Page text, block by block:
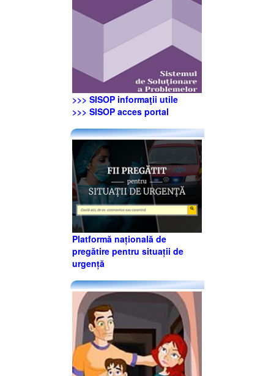
>>> SISOP informaţii utile
>>> SISOP acces portal
Platformă națională de
pregătire pentru situații de
urgență